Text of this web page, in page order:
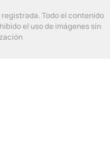
registrada. Todo el contenido
el uso de imágenes sin